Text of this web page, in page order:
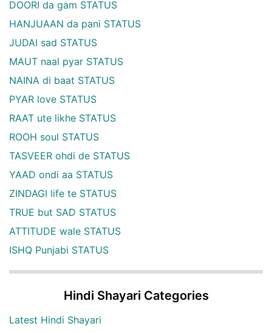
DOORI da gam STATUS
HANJUAAN da pani STATUS
JUDAI sad STATUS
MAUT naal pyar STATUS
NAINA di baat STATUS
PYAR love STATUS
RAAT ute likhe STATUS
ROOH soul STATUS
TASVEER ohdi de STATUS
YAAD ondi aa STATUS
ZINDAGI life te STATUS
TRUE but SAD STATUS
ATTITUDE wale STATUS
ISHQ Punjabi STATUS
Hindi Shayari Categories
Latest Hindi Shayari